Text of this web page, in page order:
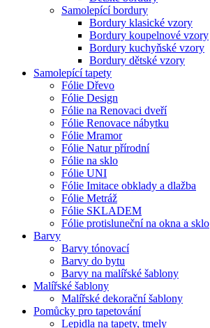
Samolepící bordury
Bordury klasické vzory
Bordury koupelnové vzory
Bordury kuchyňské vzory
Bordury dětské vzory
Samolepící tapety
Fólie Dřevo
Fólie Design
Fólie na Renovaci dveří
Fólie Renovace nábytku
Fólie Mramor
Fólie Natur přírodní
Fólie na sklo
Fólie UNI
Fólie Imitace obklady a dlažba
Fólie Metráž
Fólie SKLADEM
Fólie protisluneční na okna a sklo
Barvy
Barvy tónovací
Barvy do bytu
Barvy na malířské šablony
Malířské šablony
Malířské dekorační šablony
Pomůcky pro tapetování
Lepidla na tapety, tmely